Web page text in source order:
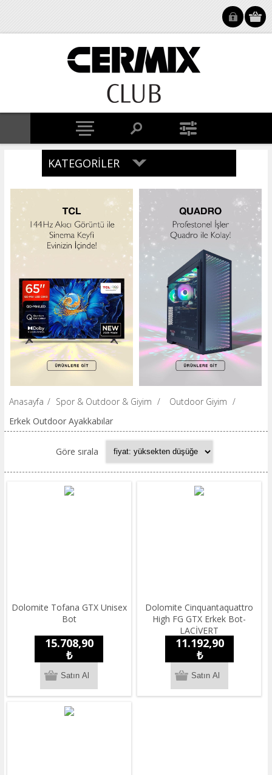
KATEGORILER
Anasayfa / Spor & Outdoor & Giyim / Outdoor Giyim /
Erkek Outdoor Ayakkabılar
Göre sırala
Dolomite Tofana GTX Unisex
Bot
15.708,90
₺
Dolomite Cinquantaquattro
High FG GTX Erkek Bot-
LACİVERT
11.192,90
₺